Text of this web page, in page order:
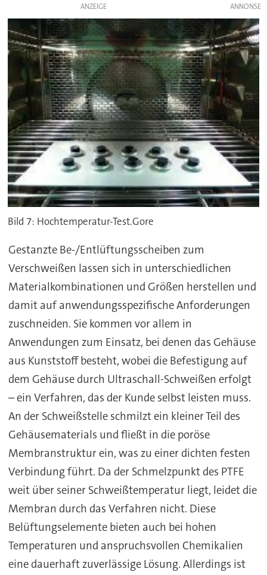
ANZEIGE
Bild 7: Hochtemperatur-Test.Gore
Gestanzte Be-/Entlüftungsscheiben zum
Verschweißen lassen sich in unterschiedlichen
Materialkombinationen und Größen herstellen und
damit auf anwendungsspezifische Anforderungen
zuschneiden. Sie kommen vor allem in
Anwendungen zum Einsatz, bei denen das Gehäuse
aus Kunststoff besteht, wobei die Befestigung auf
dem Gehäuse durch Ultraschall-Schweißen erfolgt
– ein Verfahren, das der Kunde selbst leisten muss.
An der Schweißstelle schmilzt ein kleiner Teil des
Gehäusematerials und fließt in die poröse
Membranstruktur ein, was zu einer dichten festen
Verbindung führt. Da der Schmelzpunkt des PTFE
weit über seiner Schweißtemperatur liegt, leidet die
Membran durch das Verfahren nicht. Diese
Belüftungselemente bieten auch bei hohen
Temperaturen und anspruchsvollen Chemikalien
eine dauerhaft zuverlässige Lösung. Allerdings ist